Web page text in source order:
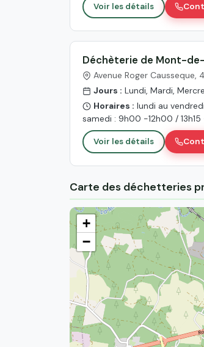
Voir les détails
Déchèterie de Mont-
Avenue Roger Causseque,
Jours : Lundi, Mardi,
Horaires : lundi au
samedi : 9h00 -12h00 /
Voir les détails
Carte des déchetteries
+
−